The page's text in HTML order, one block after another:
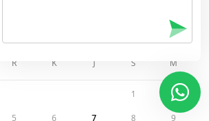
R K J S M
1 2
5 6 7 8 9